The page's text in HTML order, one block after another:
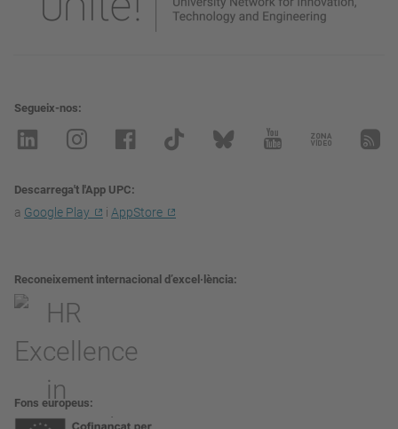
Segueix-nos
Descarrega't l'App UPC
a Google Play i AppStore
Reconeixement internacional d’excel·lència
Fons europeus